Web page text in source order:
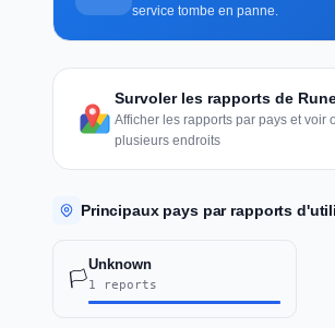
service tombe en panne.
Survoler les rapports de
Afficher les rapports par pays et
plusieurs endroits
Principaux pays par rapports
🏳️
Unknown
1 reports